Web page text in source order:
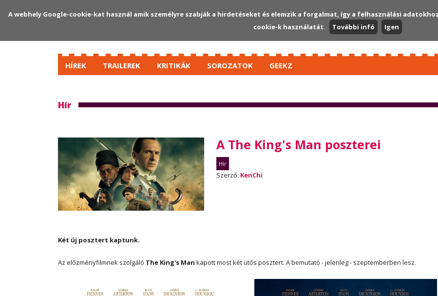
HÍREK TRAILEREK KRITIKÁK SOROZATOK GEEKZ
Hír
A The King's Man poszterei
Hír
Szerző: KenChi
Két új posztert kaptunk.
Az előzményfilmnek szolgáló The King's Man kapott most két ütős posztert. A bemutató - jelenleg - szeptemberben lesz.
A webhely Google-cookie-kat használ amik személyre szabják a hirdetéseket és elemzik a forgalmat, így a felhasználási
cookie-k használatát.
További infó Igen